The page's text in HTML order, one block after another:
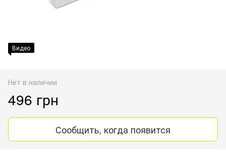
Видео
Нет в наличии
496 грн
Сообщить, когда появится